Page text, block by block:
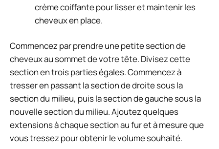
crème coiffante pour lisser et maintenir les
cheveux en place.
Commencez par prendre une petite section de
cheveux au sommet de votre tête. Divisez cette
section en trois parties égales. Commencez à
tresser en passant la section de droite sous la
section du milieu, puis la section de gauche sous la
nouvelle section du milieu. Ajoutez quelques
extensions à chaque section au fur et à mesure que
vous tressez pour obtenir le volume souhaité.